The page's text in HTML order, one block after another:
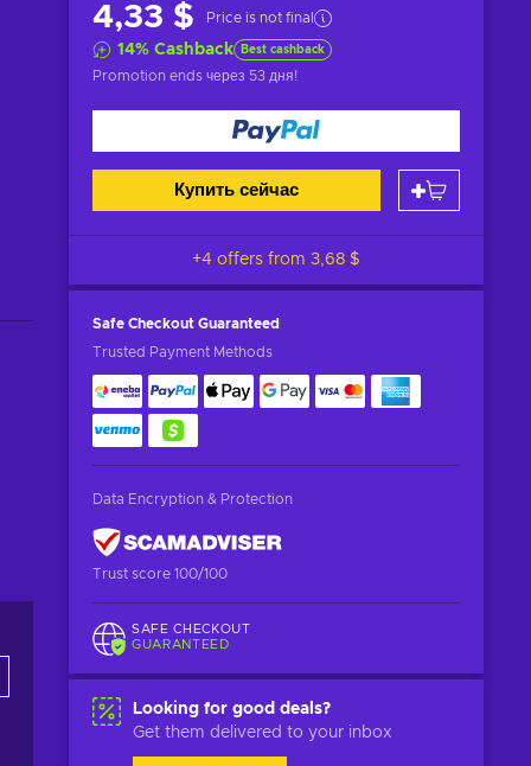
4,33 $ Price is not final
14% Cashback Best cashback
Promotion ends через 53 дня!
Купить сейчас
+4 offers from 3,68 $
Safe Checkout Guaranteed
Trusted Payment Methods
Data Encryption & Protection
Trust score 100/100
SAFE CHECKOUT
GUARANTEED
Looking for good deals?
Get them delivered to your inbox